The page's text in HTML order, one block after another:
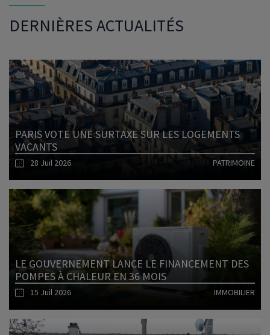
DERNIÈRES ACTUALITÉS
PARIS VOTE UNE SURTAXE SUR LES LOGEMENTS
VACANTS
28 Juil 2026 PATRIMOINE
Lire l'article
LE GOUVERNEMENT LANCE LE FINANCEMENT DES
POMPES À CHALEUR EN 36 MOIS
15 Juil 2026 IMMOBILIER
Lire l'article